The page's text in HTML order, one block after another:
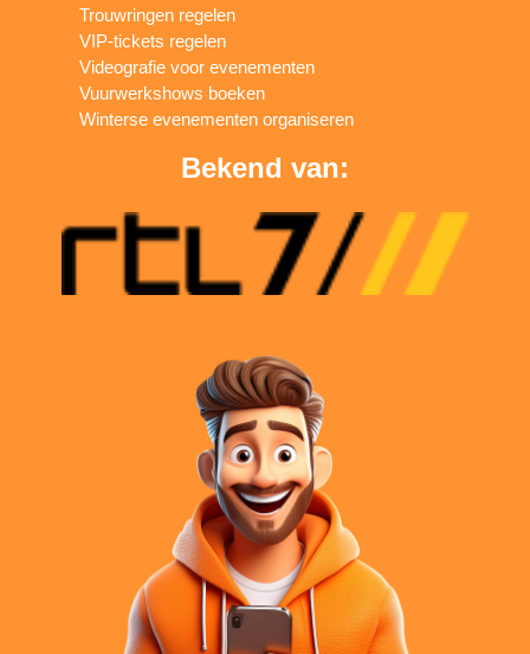
Trouwringen regelen
VIP-tickets regelen
Videografie voor evenementen
Vuurwerkshows boeken
Winterse evenementen organiseren
Bekend van: